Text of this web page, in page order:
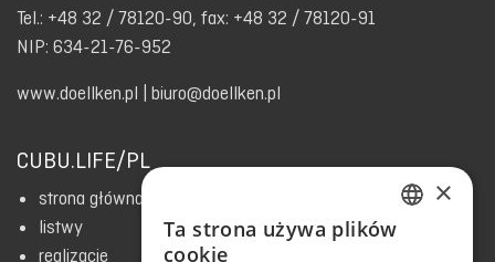
Tel.: +48 32 / 78120-90, fax: +48 32 / 78120-91
NIP: 634-21-76-952
www.doellken.pl biuro@doellken.pl
CUBU.LIFE/PL
strona główna
listwy
realizacje
ENGLISH
×
Ta strona używa plików
cookie